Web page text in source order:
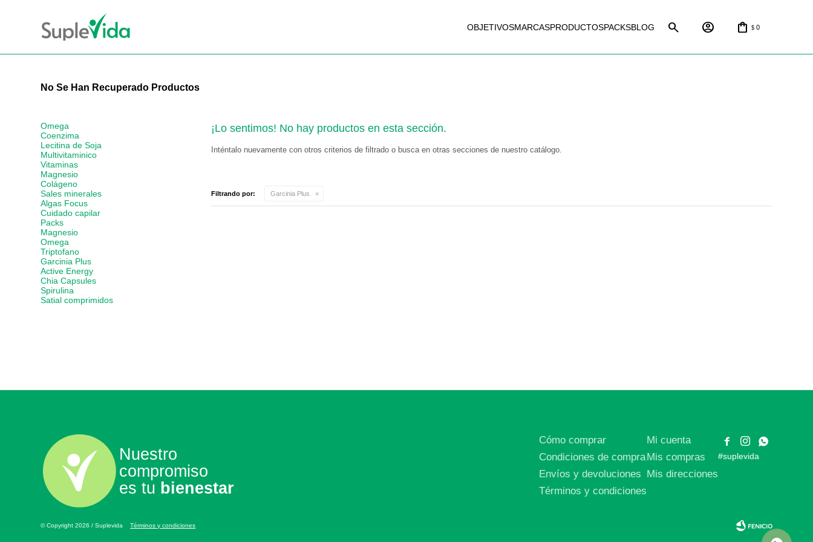
OBJETIVOSMARCASPRODUCTOSPACKSBLOG $ 0
No Se Han Recuperado Productos
¡Lo sentimos! No hay productos en esta sección.
Inténtalo nuevamente con otros criterios de filtrado o busca en otras secciones de nuestro catálogo.
Filtrando por: Garcinia Plus
Omega
Coenzima
Lecitina de Soja
Multivitaminico
Vitaminas
Magnesio
Colágeno
Sales minerales
Algas Focus
Cuidado capilar
Packs
Magnesio
Omega
Triptofano
Garcinia Plus
Active Energy
Chia Capsules
Spirulina
Satial comprimidos
Nuestro
compromiso
es tu bienestar
Cómo comprar
Condiciones de compra
Envíos y devoluciones
Términos y condiciones
Mi cuenta
Mis compras
Mis direcciones
 

#suplevida
© Copyright 2026 / SuplevidaTérminos y condiciones